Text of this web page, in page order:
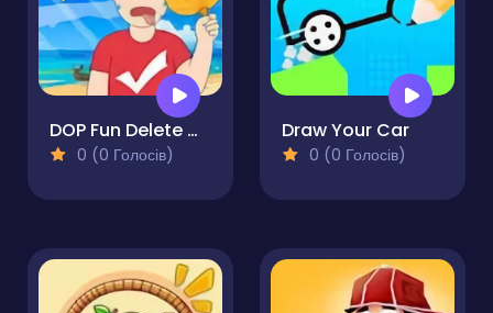
DOP Fun Delete One Part
0 (0 Голосів)
Draw Your Car
0 (0 Голосів)